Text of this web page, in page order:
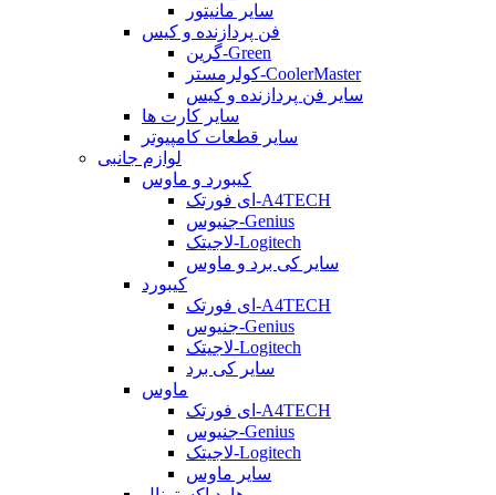
سایر مانیتور
فن پردازنده و کیس
گرین-Green
کولرمستر-CoolerMaster
سایر فن پردازنده و کیس
سایر کارت ها
سایر قطعات کامپیوتر
لوازم جانبی
کیبورد و ماوس
ای فورتک-A4TECH
جنیوس-Genius
لاجیتک-Logitech
سایر کی برد و ماوس
کیبورد
ای فورتک-A4TECH
جنیوس-Genius
لاجیتک-Logitech
سایر کی برد
ماوس
ای فورتک-A4TECH
جنیوس-Genius
لاجیتک-Logitech
سایر ماوس